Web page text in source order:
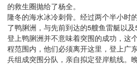
的救生圈抛给了杨全。
隆冬的海水冰冷刺骨。经过两个半小时
了鸭脷洲，与先前到达的5艘鱼雷艇以及
登上鸭脷洲并不意味着突围的成功，这
程范围内，他们必须离开这里，登上广
兵组成突围分队，亲自拟定登岸航线。